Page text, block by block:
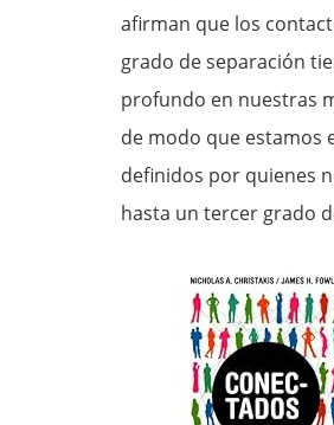
afirman que los
grado de separación
profundo en nuestras
de modo que estamos
definidos por quienes
hasta un tercer grado